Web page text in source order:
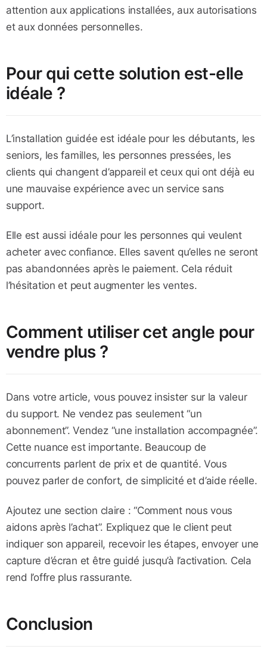
attention aux applications installées, aux autorisations
et aux données personnelles.
Pour qui cette solution est-elle
idéale ?
L’installation guidée est idéale pour les débutants, les
seniors, les familles, les personnes pressées, les
clients qui changent d’appareil et ceux qui ont déjà eu
une mauvaise expérience avec un service sans
support.
Elle est aussi idéale pour les personnes qui veulent
acheter avec confiance. Elles savent qu’elles ne seront
pas abandonnées après le paiement. Cela réduit
l’hésitation et peut augmenter les ventes.
Comment utiliser cet angle pour
vendre plus ?
Dans votre article, vous pouvez insister sur la valeur
du support. Ne vendez pas seulement “un
abonnement”. Vendez “une installation accompagnée”.
Cette nuance est importante. Beaucoup de
concurrents parlent de prix et de quantité. Vous
pouvez parler de confort, de simplicité et d’aide réelle.
Ajoutez une section claire : “Comment nous vous
aidons après l’achat”. Expliquez que le client peut
indiquer son appareil, recevoir les étapes, envoyer une
capture d’écran et être guidé jusqu’à l’activation. Cela
rend l’offre plus rassurante.
Conclusion